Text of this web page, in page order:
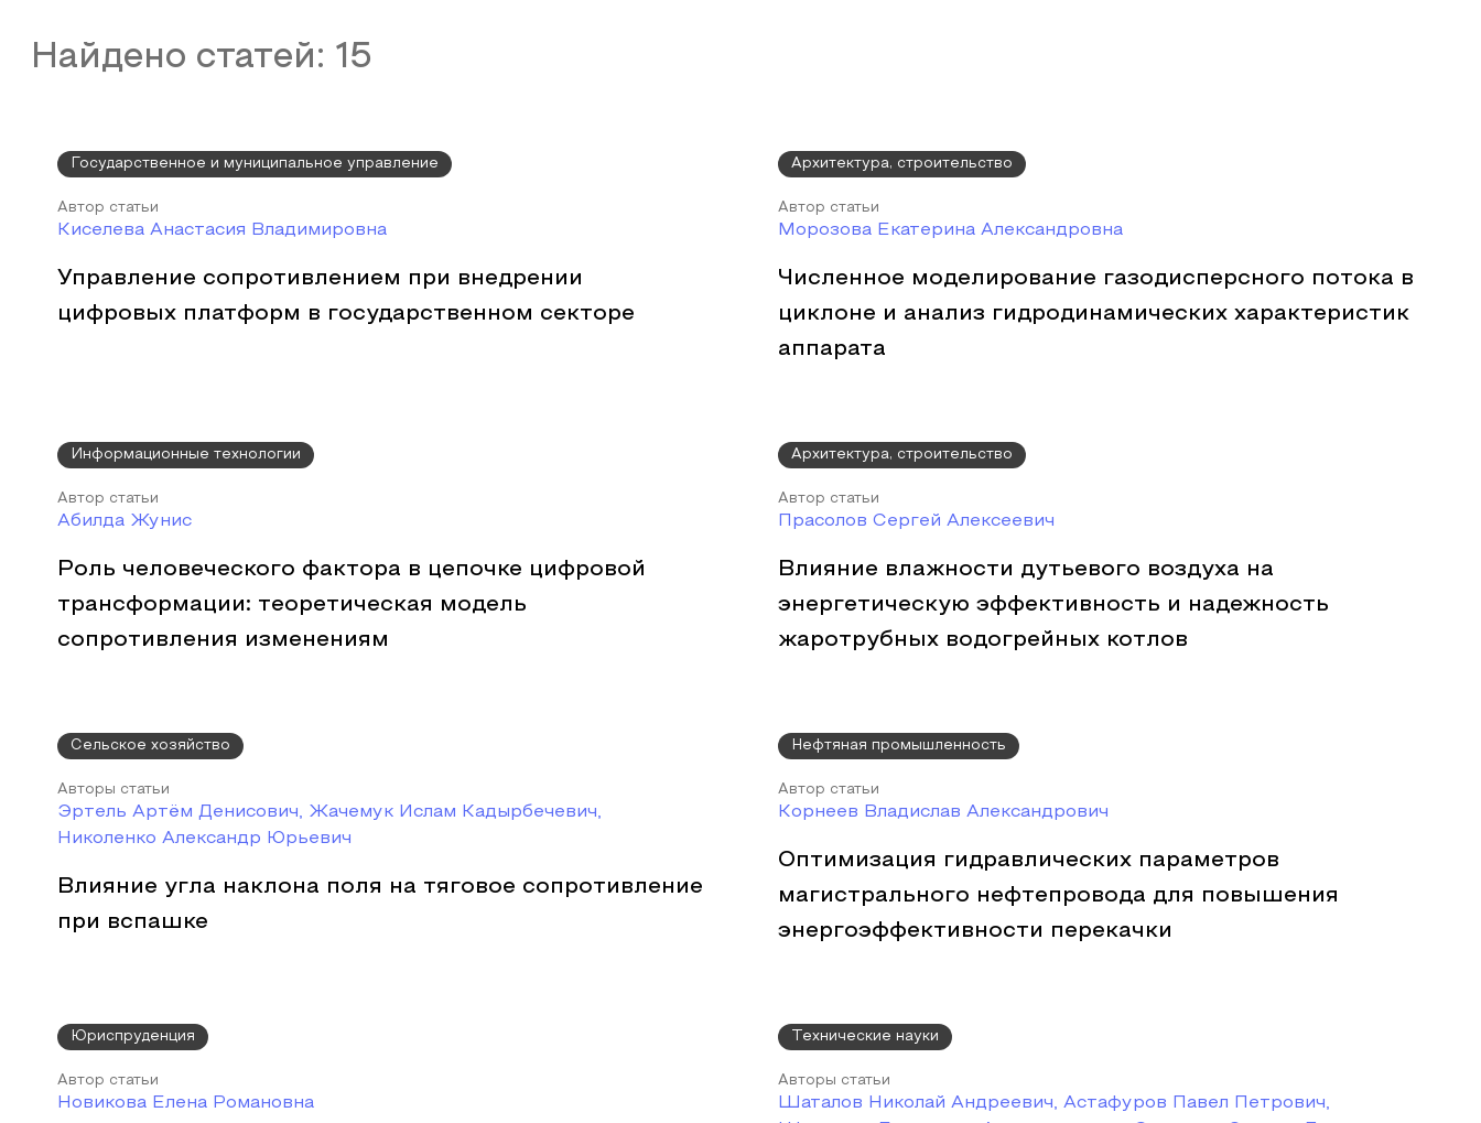
Найдено статей: 15
Государственное и муниципальное управление
Автор статьи
Киселева Анастасия Владимировна
Управление сопротивлением при внедрении
цифровых платформ в государственном секторе
Архитектура, строительство
Автор статьи
Морозова Екатерина Александровна
Численное моделирование газодисперсного потока в
циклоне и анализ гидродинамических характеристик
аппарата
Информационные технологии
Автор статьи
Абилда Жунис
Роль человеческого фактора в цепочке цифровой
трансформации: теоретическая модель
сопротивления изменениям
Архитектура, строительство
Автор статьи
Прасолов Сергей Алексеевич
Влияние влажности дутьевого воздуха на
энергетическую эффективность и надежность
жаротрубных водогрейных котлов
Сельское хозяйство
Авторы статьи
Эртель Артём Денисович, Жачемук Ислам Кадырбечевич,
Николенко Александр Юрьевич
Влияние угла наклона поля на тяговое сопротивление
при вспашке
Нефтяная промышленность
Автор статьи
Корнеев Владислав Александрович
Оптимизация гидравлических параметров
магистрального нефтепровода для повышения
энергоэффективности перекачки
Юриспруденция
Автор статьи
Новикова Елена Романовна
Технические науки
Авторы статьи
Шаталов Николай Андреевич, Астафуров Павел Петрович,